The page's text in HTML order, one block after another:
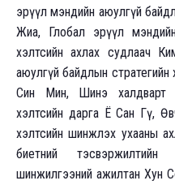
эрүүл мэндийн аюулгүй
Жиа, Глобал эрүүл
хэлтсийн ахлах судлаач
аюулгүй байдлын
Син Мин, Шинэ халдварт
хэлтсийн дарга Ё Сан Гү,
хэлтсийн шинжлэх ухааны
биетний
шинжилгээний ажилтан Хун